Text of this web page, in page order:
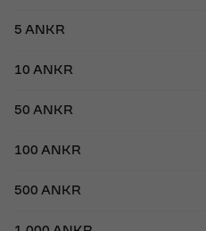
5 ANKR
10 ANKR
50 ANKR
100 ANKR
500 ANKR